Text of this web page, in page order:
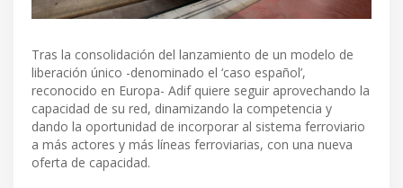
Tras la consolidación del lanzamiento de un modelo de
liberación único -denominado el ‘caso español’,
reconocido en Europa- Adif quiere seguir aprovechando la
capacidad de su red, dinamizando la competencia y
dando la oportunidad de incorporar al sistema ferroviario
a más actores y más líneas ferroviarias, con una nueva
oferta de capacidad.